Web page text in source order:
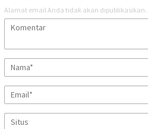
Alamat email Anda tidak akan dipublikasikan.